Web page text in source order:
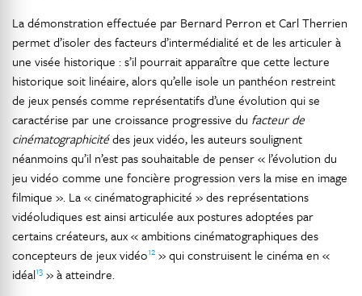
La démonstration effectuée par Bernard Perron et Carl Therrien
permet d’isoler des facteurs d’intermédialité et de les articuler à
une visée historique : s’il pourrait apparaître que cette lecture
historique soit linéaire, alors qu’elle isole un panthéon restreint
de jeux pensés comme représentatifs d’une évolution qui se
caractérise par une croissance progressive du facteur de
cinématographicitédes jeux vidéo, les auteurs soulignent
néanmoins qu’il n’est pas souhaitable de penser « l’évolution du
jeu vidéo comme une foncière progression vers la mise en image
filmique ». La « cinématographicité » des représentations
vidéoludiques est ainsi articulée aux postures adoptées par
certains créateurs, aux « ambitions cinématographiques des
concepteurs de jeux vidéo12 » qui construisent le cinéma en «
idéal13 » à atteindre.